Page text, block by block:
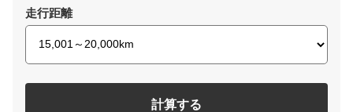
走行距離
計算する